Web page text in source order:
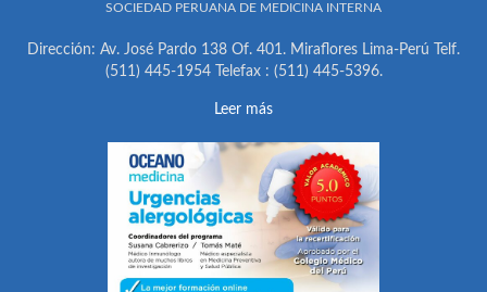
SOCIEDAD PERUANA DE MEDICINA INTERNA
Dirección: Av. José Pardo 138 Of. 401. Miraflores Lima-Perú Telf.
(511) 445-1954 Telefax : (511) 445-5396.
Leer más